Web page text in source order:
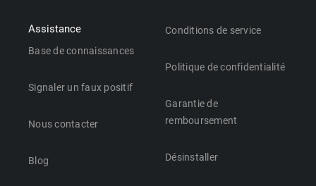
Assistance
Base de connaissances
Signaler un faux positif
Nous contacter
Blog
Conditions de service
Politique de confidentialité
Garantie de
remboursement
Désinstaller